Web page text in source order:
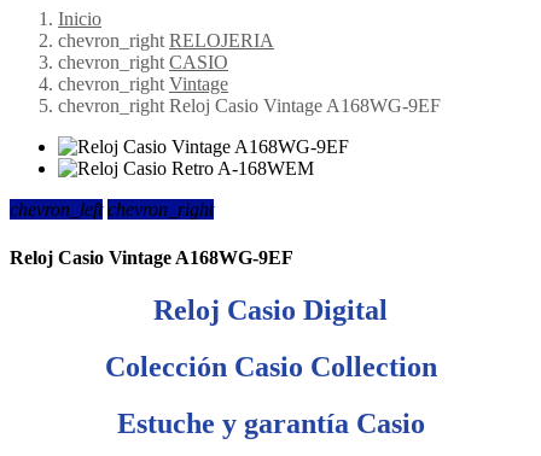
Inicio
chevron_right RELOJERIA
chevron_right CASIO
chevron_right Vintage
chevron_right Reloj Casio Vintage A168WG-9EF
chevron_left chevron_right
Reloj Casio Vintage A168WG-9EF
Reloj Casio Digital
Colección Casio Collection
Estuche y garantía Casio